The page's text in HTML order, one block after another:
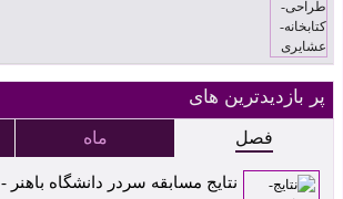
پر بازدیدترین های
فصل ماه
نتایج مسابقه سردر دانشگاه باهنر -